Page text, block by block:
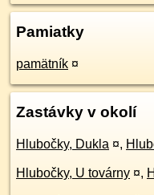
Pamiatky
pamätník ¤
Zastávky v okolí
Hlubočky, Dukla ¤,
Hlubočky, U továrny ¤,